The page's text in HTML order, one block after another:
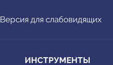
Версия для слабовидящих
ИНСТРУМЕНТЫ